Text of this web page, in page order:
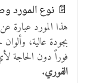
📄 نوع المورد
هذا المورد عبارة عن
بجودة عالية،
فوراً دون الحاجة
الفوري.